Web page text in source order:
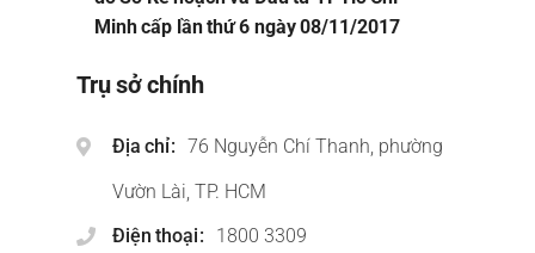
Minh cấp lần thứ 6 ngày 08/11/2017
Trụ sở chính
Địa chỉ
76 Nguyễn Chí Thanh, phường
Vườn Lài, TP. HCM
Điện thoại
1800 3309